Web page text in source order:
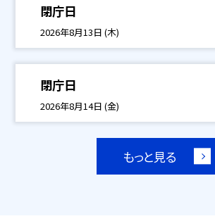
閉庁日
2026年8月13日 (木)
閉庁日
2026年8月14日 (金)
もっと見る